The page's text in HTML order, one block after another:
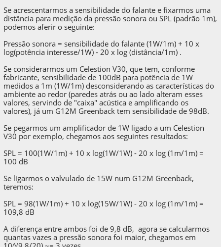
Se acrescentarmos a sensibilidade do falante e fixarmos uma
distância para medição da pressão sonora ou SPL (padrão 1m),
podemos aferir o seguinte:
Pressão sonora = sensibilidade do falante (1W/1m) + 10 x
log(potência interesse/1W) - 20 x log (distância/1m) .
Se considerarmos um Celestion V30, que tem, conforme
fabricante, sensibilidade de 100dB para potência de 1W
medidos a 1m (1W/1m) desconsiderando as características do
ambiente ao redor (paredes atrás ou ao lado alteram esses
valores, servindo de "caixa" acústica e amplificando os
valores), já um G12M Greenback tem sensibilidade de 98dB.
Se pegarmos um amplificador de 1W ligado a um Celestion
V30 por exemplo, chegamos aos seguintes resultados:
SPL = 100(1W/1m) + 10 x log(1W/1W) - 20 x log (1m/1m) =
100 dB
Se ligarmos o valvulado de 15W num G12M Greenback,
teremos:
SPL = 98(1W/1m) + 10 x log(15W/1W) - 20 x log (1m/1m) =
109,8 dB
A diferença entre ambos foi de 9,8 dB, agora se calcularmos
quantas vazes a pressão sonora foi maior, chegamos em